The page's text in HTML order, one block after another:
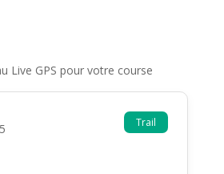
Live GPS pour votre course
Trail